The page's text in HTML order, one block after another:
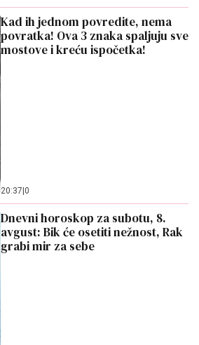
Kad ih jednom povredite, nema
povratka! Ova 3 znaka spaljuju sve
mostove i kreću ispočetka!
20:37 0
Dnevni horoskop za subotu, 8.
avgust: Bik će osetiti nežnost, Rak
grabi mir za sebe